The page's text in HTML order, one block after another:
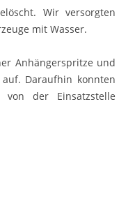
Wir versorgten
mit Wasser.
Anhängerspritze und
Daraufhin konnten
von der Einsatzstelle